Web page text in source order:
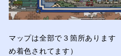
マップは全部で３箇所ありま
め着色されてます）